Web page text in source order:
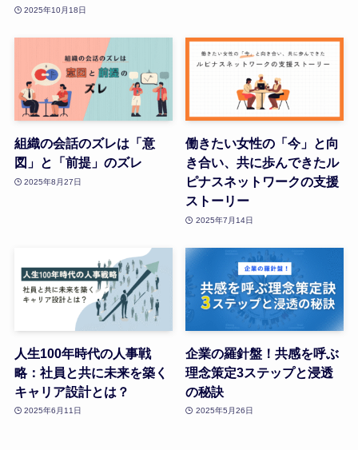
2025年10月18日
組織の会話のズレは「意
図」と「前提」のズレ
2025年8月27日
働きたい女性の「今」と向
き合い、共に歩んできたル
ピナスネットワークの支援
ストーリー
2025年7月14日
人生100年時代の人事戦
略：社員と共に未来を築く
キャリア設計とは？
2025年6月11日
企業の羅針盤！共感を呼ぶ
理念策定3ステップと浸透
の秘訣
2025年5月26日